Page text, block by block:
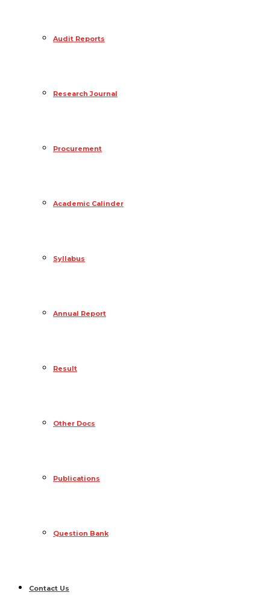
Audit Reports
Research Journal
Procurement
Academic Calinder
Syllabus
Annual Report
Result
Other Docs
Publications
Question Bank
Contact Us